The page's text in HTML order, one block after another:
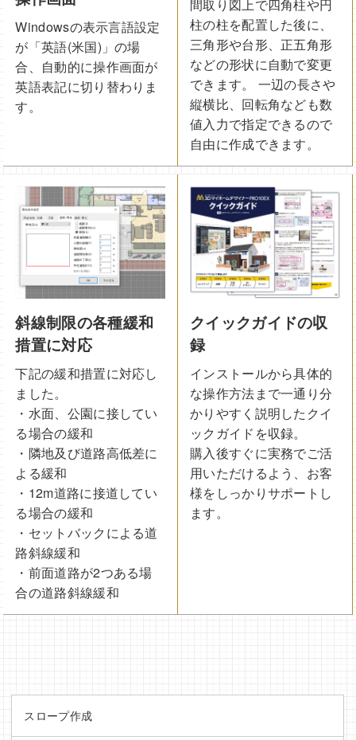
Windowsの表示言語設定
が「英語(米国)」の場
合、自動的に操作画面が
英語表記に切り替わりま
す。
間取り図上で四角柱や円
柱の柱を配置した後に、
三角形や台形、正五角形
などの形状に自動で変更
できます。 一辺の長さや
縦横比、回転角なども数
値入力で指定できるので
自由に作成できます。
斜線制限の各種緩和
措置に対応
下記の緩和措置に対応し
ました。
・水面、公園に接してい
る場合の緩和
・隣地及び道路高低差に
よる緩和
・12m道路に接道してい
る場合の緩和
・セットバックによる道
路斜線緩和
・前面道路が2つある場
合の道路斜線緩和
クイックガイドの収
録
インストールから具体的
な操作方法まで一通り分
かりやすく説明したクイ
ックガイドを収録。
購入後すぐに実務でご活
用いただけるよう、お客
様をしっかりサポートし
ます。
スロープ作成